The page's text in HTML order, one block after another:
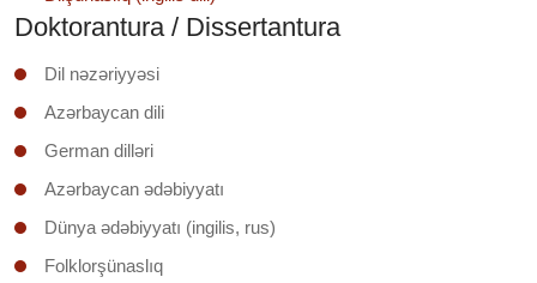
Doktorantura / Dissertantura
Dil nəzəriyyəsi
Azərbaycan dili
German dilləri
Azərbaycan ədəbiyyatı
Dünya ədəbiyyatı (ingilis, rus)
Folklorşünaslıq